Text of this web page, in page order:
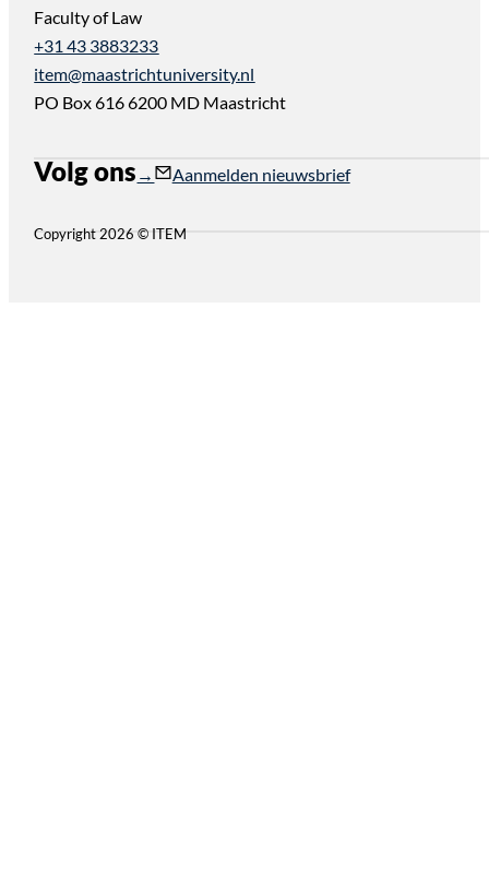
Faculty of Law
+31 43 3883233
item@maastrichtuniversity.nl
PO Box 616 6200 MD Maastricht
Volg ons Follow us on Instagram
Follow us on YouTube
Aanmelden nieuwsbrief
Copyright 2026 © ITEM